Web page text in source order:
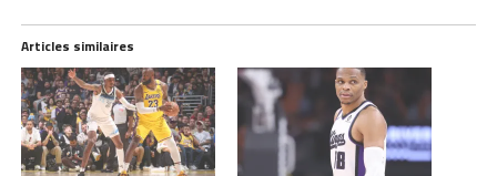
Articles similaires